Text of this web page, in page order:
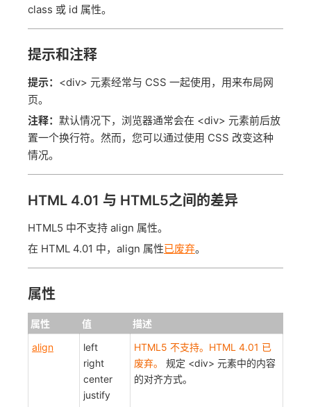
class 或 id 属性。
提示和注释
提示： <div> 元素经常与 CSS 一起使用，用来布局网
页。
注释： 默认情况下，浏览器通常会在 <div> 元素前后放
置一个换行符。然而，您可以通过使用 CSS 改变这种
情况。
HTML 4.01 与 HTML5之间的差异
HTML5 中不支持 align 属性。
在 HTML 4.01 中，align 属性已废弃。
属性
属性 值
描述
align
left
right
center
justify
HTML5 不支持。HTML 4.01 已
废弃。
规定 <div> 元素中的内容
的对齐方式。